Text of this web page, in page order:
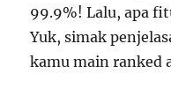
99.9%! Lalu, apa
Yuk, simak
kamu main ranked